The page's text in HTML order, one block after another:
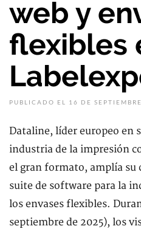
web y
flexibles
PUBLICADO EL 16 DE
Dataline, líder europeo en
industria de la impresión
el gran formato, amplía su
suite de software para la
los envases flexibles.
septiembre de 2025), los